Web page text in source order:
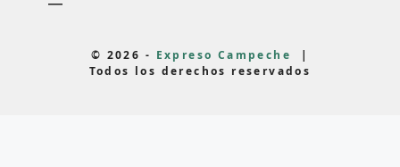
© 2026 - Expreso Campeche
|
Todos los derechos reservados